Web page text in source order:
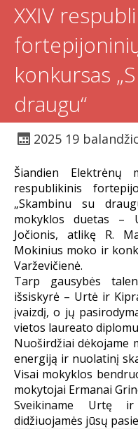
XXIV
konkursas
draugu“
2025 19
Šiandien Elektrėnų
respublikinis
„Skambinu su
mokyklos duetas –
Jočionis, atlikę R.
Mokinius moko ir
Varževičienė.
Tarp gausybės
išsiskyrė – Urtė ir
įvaizdį, o jų
vietos laureato
Nuoširdžiai dėkojame
energiją ir nuolatinį
Visai mokyklos
mokytojai Ermanai
Sveikiname Urtę
didžiuojamės jūsų